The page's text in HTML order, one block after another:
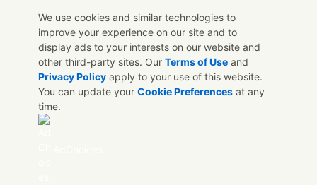
联系我们
联系联合利华和专家团队，或者寻找遍布全球的联络点。
联系我们
联系联合利华中国
常见问题
We use cookies and similar technologies to
improve your experience on our site and to
display ads to your interests on our website and
other third-party sites. OurTerms of Use and
Privacy Policy apply to your use of this website.
You can update yourCookie Preferences at any
time.